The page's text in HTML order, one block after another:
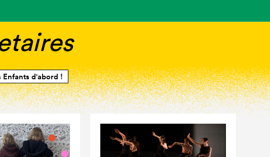
Enfants d'abord !